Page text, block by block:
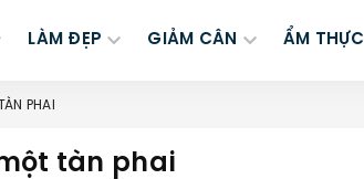
LÀM ĐẸP GIẢM CÂN ẨM THỰC
PHAI
tàn phai